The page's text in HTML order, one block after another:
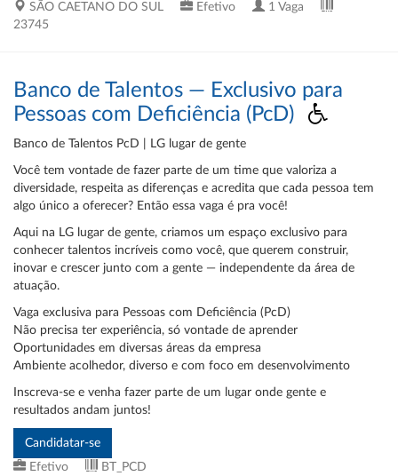
SÃO CAETANO DO SUL Efetivo
1 Vaga
23745
Banco de Talentos — Exclusivo para
Pessoas com Deficiência (PcD)
Banco de Talentos PcD | LG lugar de gente
Você tem vontade de fazer parte de um time que valoriza a
diversidade, respeita as diferenças e acredita que cada pessoa tem
algo único a oferecer? Então essa vaga é pra você!
Aqui na LG lugar de gente, criamos um espaço exclusivo para
conhecer talentos incríveis como você, que querem construir,
inovar e crescer junto com a gente — independente da área de
atuação.
Vaga exclusiva para Pessoas com Deficiência (PcD)
Não precisa ter experiência, só vontade de aprender
Oportunidades em diversas áreas da empresa
Ambiente acolhedor, diverso e com foco em desenvolvimento
Inscreva-se e venha fazer parte de um lugar onde gente e
resultados andam juntos!
Efetivo BT_PCD